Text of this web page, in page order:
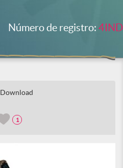
Número de registro: 4IND
Download
1